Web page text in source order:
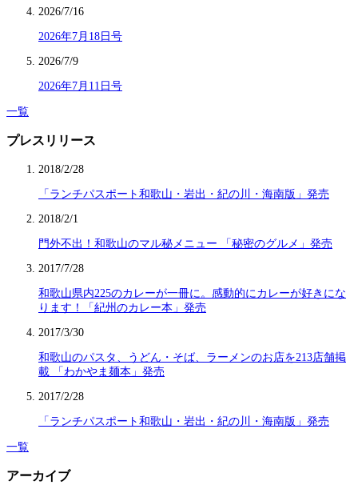
2026/7/16
2026年7月18日号
2026/7/9
2026年7月11日号
一覧
プレスリリース
2018/2/28
「ランチパスポート和歌山・岩出・紀の川・海南版」発売
2018/2/1
門外不出！和歌山のマル秘メニュー 「秘密のグルメ」発売
2017/7/28
和歌山県内225のカレーが一冊に。感動的にカレーが好きにな
ります！「紀州のカレー本」発売
2017/3/30
和歌山のパスタ、うどん・そば、ラーメンのお店を213店舗掲
載 「わかやま麺本」発売
2017/2/28
「ランチパスポート和歌山・岩出・紀の川・海南版」発売
一覧
アーカイブ